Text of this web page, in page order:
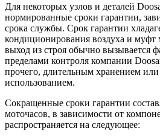
Для некоторых узлов и деталей
нормированные сроки гарантии,
срока службы. Срок гарантии
кондиционирования воздуха и муфт
выход из строя обычно вызывается
пределами контроля компании
прочего, длительным хранением
использованием.
Сокращенные сроки гарантии
моточасов, в зависимости от
распространяется на следующее: